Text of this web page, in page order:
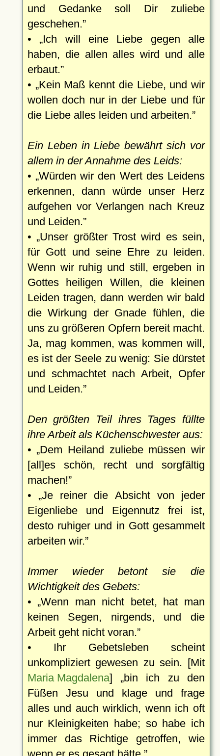
und Gedanke soll Dir zuliebe
geschehen.
• Ich will eine Liebe gegen alle
haben, die allen alles wird und alle
erbaut.
•
Kein Maß kennt die Liebe, und wir
wollen doch nur in der Liebe und für
die Liebe alles leiden und arbeiten.
Ein Leben in Liebe bewährt sich vor
allem in der Annahme des Leids:
• Würden wir den Wert des Leidens
erkennen, dann würde unser Herz
aufgehen vor Verlangen nach Kreuz
und Leiden.
• Unser größter Trost wird es sein,
für Gott und seine Ehre zu leiden.
Wenn wir ruhig und still, ergeben in
Gottes heiligen Willen, die kleinen
Leiden tragen, dann werden wir bald
die Wirkung der Gnade fühlen, die
uns zu größeren Opfern bereit macht.
Ja, mag kommen, was kommen will,
es ist der Seele zu wenig: Sie dürstet
und schmachtet nach Arbeit, Opfer
und Leiden.
Den größten Teil ihres Tages füllte
ihre Arbeit als Küchenschwester aus:
• Dem Heiland zuliebe müssen wir
[all]es schön, recht und sorgfältig
machen!
• Je reiner die Absicht von jeder
Eigenliebe und Eigennutz frei ist,
desto ruhiger und in Gott gesammelt
arbeiten wir.
Immer wieder betont sie die
Wichtigkeit des Gebets:
• Wenn man nicht betet, hat man
keinen Segen, nirgends, und die
Arbeit geht nicht voran.
• Ihr Gebetsleben scheint
unkompliziert gewesen zu sein. [Mit
Maria Magdalena] bin ich zu den
Füßen Jesu und klage und frage
alles und auch wirklich, wenn ich oft
nur Kleinigkeiten habe; so habe ich
immer das Richtige getroffen, wie